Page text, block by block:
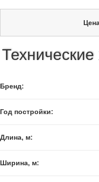
Технические
Бренд:
Год постройки:
Длина, м:
Ширина, м: